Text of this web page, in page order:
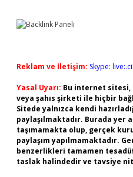
Reklam ve İletişim: Skype:
Yasal Uyarı: Bu internet sitesi,
veya şahıs şirketi ile hiçbir
Sitede yalnızca kendi
paylaşılmaktadır. Burada
taşımamakta olup, gerçek
paylaşım yapılmamaktadır.
benzerlikleri tamamen
taslak halindedir ve tavsiye